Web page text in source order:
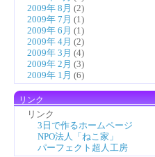
2009年 8月 (2)
2009年 7月 (1)
2009年 6月 (1)
2009年 4月 (2)
2009年 3月 (4)
2009年 2月 (3)
2009年 1月 (6)
リンク
リンク
3日で作るホームページ
NPO法人「ねこ家」
パーフェクト超人工房